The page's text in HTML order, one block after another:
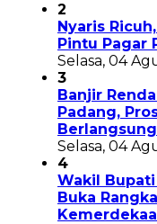
2
Nyaris
Pintu Pagar
Selasa, 04
3
Banjir
Padang,
Berlangsung
Selasa, 04
4
Wakil
Buka